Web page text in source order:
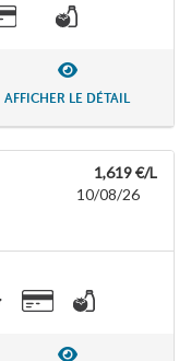
AFFICHER LE DÉTAIL
1,619 €/L
10/08/26